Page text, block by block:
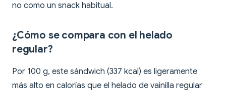
no como un snack habitual.
¿Cómo se compara con el helado
regular?
Por 100 g, este sándwich (337 kcal) es ligeramente
más alto en calorías que el helado de vainilla regular